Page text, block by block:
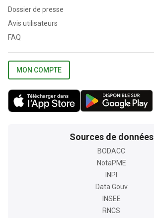
Dossier de presse
Avis utilisateurs
FAQ
MON COMPTE
Sources de données
BODACC
NotaPME
INPI
Data Gouv
INSEE
RNCS